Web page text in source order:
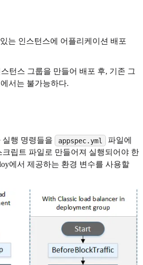
는 인스턴스에 어플리케이션 배포
턴스 그룹을 만들어 배포 후, 기존 그
서는 불가능하다.
실행 명령들을 appspec.yml
파일에
립트 파일로 만들어져 실행되어야 한
에서 제공하는 환경 변수를 사용할